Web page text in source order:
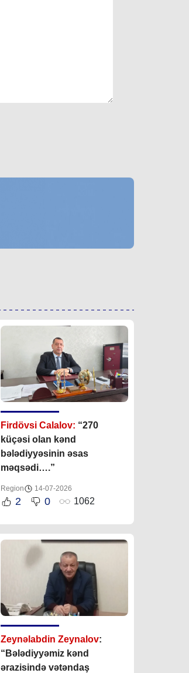
Firdövsi Calalov: “270
küçəsi olan kənd
bələdiyyəsinin əsas
məqsədi….”
Region 14-07-2026
2 0 1062
Zeynəlabdin Zeynalov:
“Bələdiyyəmiz kənd
ərazisində vətəndaş